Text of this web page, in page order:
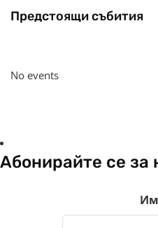
Предстоящи събития
No events
Абонирайте се